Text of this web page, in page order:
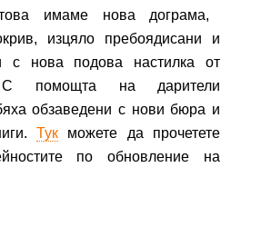
ва имаме нова дограма,
изцяло пребоядисани и
с нова подова настилка от
помощта на дарители
обзаведени с нови бюра и
Тук можете да прочетете
по обновление на